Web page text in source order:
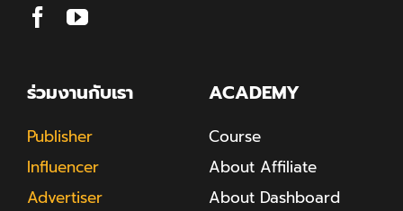
ร่วมงานกับเรา
Publisher
Influencer
Advertiser
ACADEMY
Course
About Affiliate
About Dashboard